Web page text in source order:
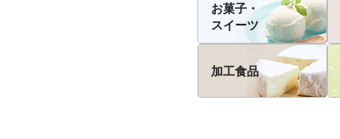
お菓子・
スイーツ
加工食品